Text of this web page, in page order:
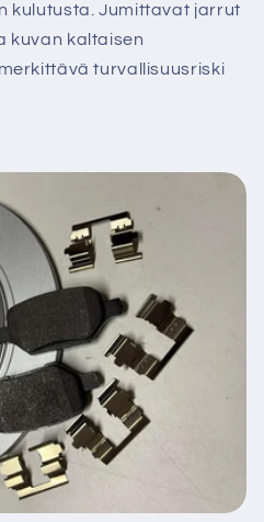
kulutusta. Jumittavat jarrut
kuvan kaltaisen
turvallisuusriski